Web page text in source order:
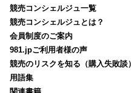
競売コンシェルジュ一覧
競売コンシェルジュとは？
会員制度のご案内
981.jpご利用者様の声
競売のリスクを知る（購入失敗談）
用語集